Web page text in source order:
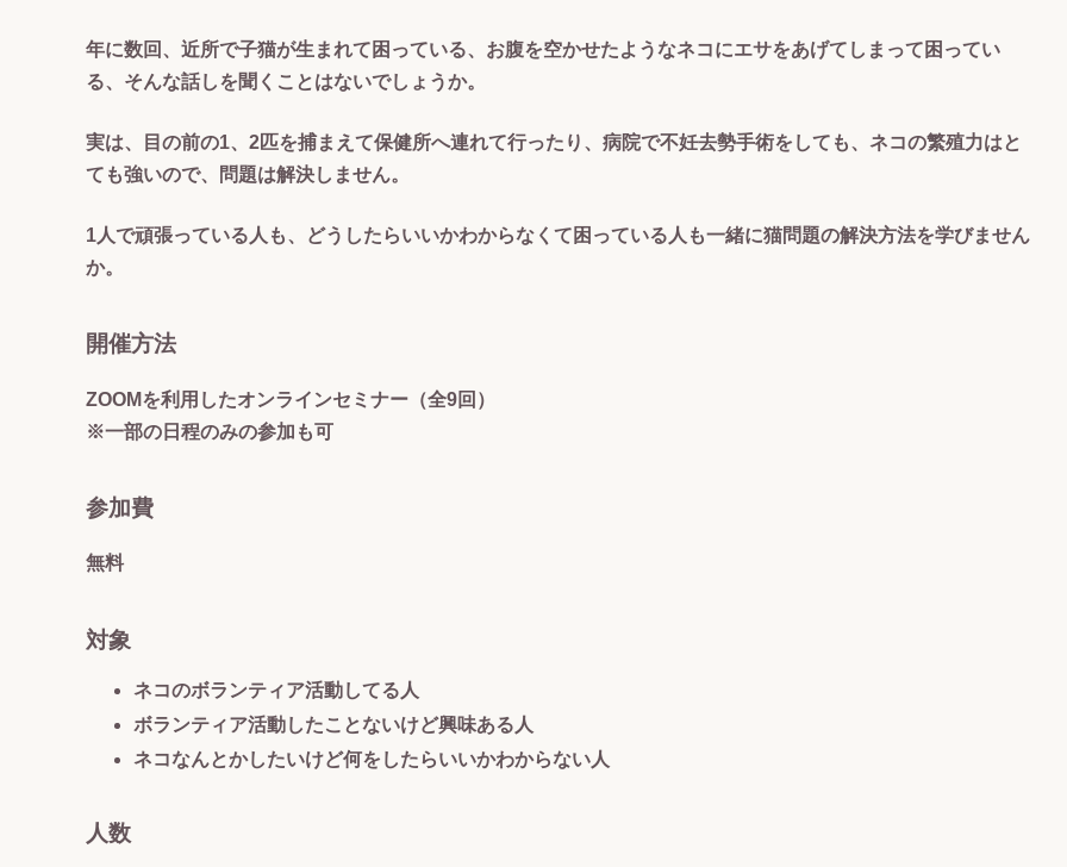
年に数回、近所で子猫が生まれて困っている、お腹を空かせたようなネコにエサをあげてしまって困ってい
る、そんな話しを聞くことはないでしょうか。
実は、目の前の1、2匹を捕まえて保健所へ連れて行ったり、病院で不妊去勢手術をしても、ネコの繁殖力はと
ても強いので、問題は解決しません。
1人で頑張っている人も、どうしたらいいかわからなくて困っている人も一緒に猫問題の解決方法を学びません
か。
開催方法
ZOOMを利用したオンラインセミナー（全9回）
※一部の日程のみの参加も可
参加費
無料
対象
ネコのボランティア活動してる人
ボランティア活動したことないけど興味ある人
ネコなんとかしたいけど何をしたらいいかわからない人
人数